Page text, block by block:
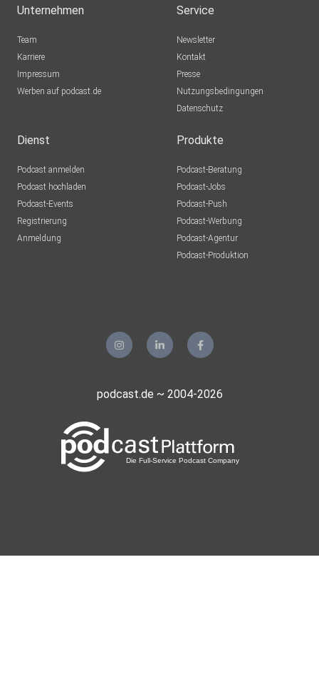
Unternehmen
Team
Karriere
Impressum
Werben auf podcast.de
Service
Newsletter
Kontakt
Presse
Nutzungsbedingungen
Datenschutz
Dienst
Podcast anmelden
Podcast hochladen
Podcast-Events
Registrierung
Anmeldung
Produkte
Podcast-Beratung
Podcast-Jobs
Podcast-Push
Podcast-Werbung
Podcast-Agentur
Podcast-Produktion
podcast.de ~ 2004-2026